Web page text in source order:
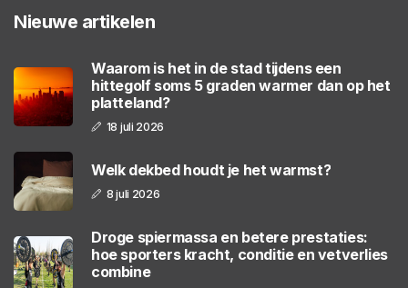
Nieuwe artikelen
Waarom is het in de stad tijdens een
hittegolf soms 5 graden warmer dan op het
platteland?
18 juli 2026
Welk dekbed houdt je het warmst?
8 juli 2026
Droge spiermassa en betere prestaties:
hoe sporters kracht, conditie en vetverlies
combine